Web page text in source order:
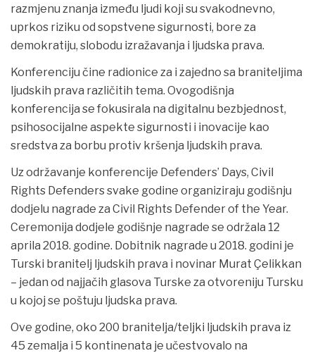
razmjenu znanja između ljudi koji su svakodnevno,
uprkos riziku od sopstvene sigurnosti, bore za
demokratiju, slobodu izražavanja i ljudska prava.
Konferenciju čine radionice za i zajedno sa braniteljima
ljudskih prava različitih tema. Ovogodišnja
konferencija se fokusirala na digitalnu bezbjednost,
psihosocijalne aspekte sigurnosti i inovacije kao
sredstva za borbu protiv kršenja ljudskih prava.
Uz održavanje konferencije Defenders’ Days, Civil
Rights Defenders svake godine organiziraju godišnju
dodjelu nagrade za Civil Rights Defender of the Year.
Ceremonija dodjele godišnje nagrade se održala 12
aprila 2018. godine. Dobitnik nagrade u 2018. godini je
Turski branitelj ljudskih prava i novinar Murat Çelikkan
– jedan od najjačih glasova Turske za otvoreniju Tursku
u kojoj se poštuju ljudska prava.
Ove godine, oko 200 branitelja/teljki ljudskih prava iz
45 zemalja i 5 kontinenata je učestvovalo na